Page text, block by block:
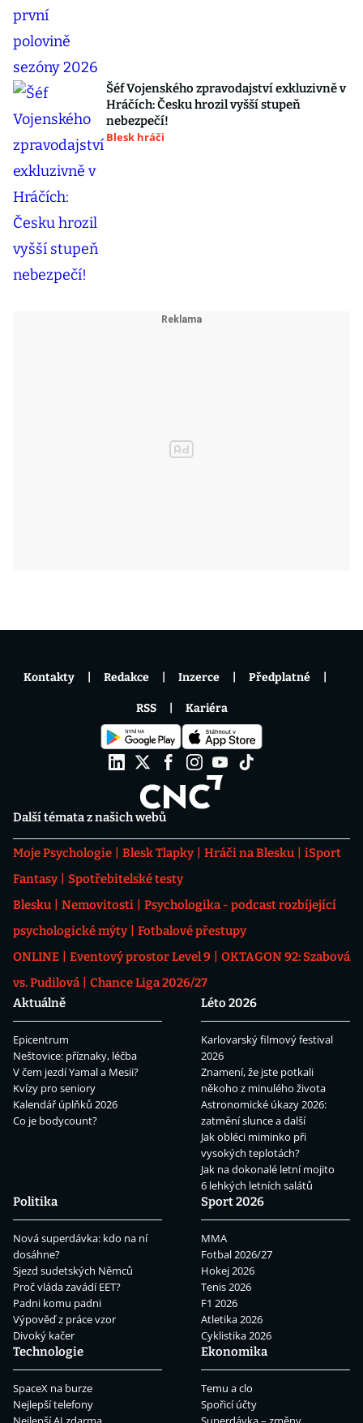
Šéf Vojenského zpravodajství exkluzivně v
Hráčích: Česku hrozil vyšší stupeň
nebezpečí!
Blesk hráči
Další témata z našich webů
Moje Psychologie Blesk Tlapky Hráči na Blesku
iSport
Fantasy
Spotřebitelské testy
Blesku
Nemovitosti
Psychologika - podcast rozbíjející
psychologické mýty
Fotbalové přestupy
ONLINE
Eventový prostor Level 9
OKTAGON 92: Szabová
vs. Pudilová
Chance Liga 2026/27
Aktuálně
Epicentrum
Neštovice: příznaky, léčba
V čem jezdí Yamal a Mesii?
Kvízy pro seniory
Kalendář úplňků 2026
Co je bodycount?
Léto 2026
Karlovarský filmový festival
2026
Znamení, že jste potkali
někoho z minulého života
Astronomické úkazy 2026:
zatmění slunce a další
Jak obléci miminko při
vysokých teplotách?
Jak na dokonalé letní mojito
6 lehkých letních salátů
Politika
Nová superdávka: kdo na ní
dosáhne?
Sjezd sudetských Němců
Proč vláda zavádí EET?
Padni komu padni
Výpověď z práce vzor
Divoký kačer
Sport 2026
MMA
Fotbal 2026/27
Hokej 2026
Tenis 2026
F1 2026
Atletika 2026
Cyklistika 2026
Technologie
SpaceX na burze
Nejlepší telefony
Ekonomika
Temu a clo
Spořicí účty
Kontakty Redakce Inzerce Předplatné
RSS Kariéra